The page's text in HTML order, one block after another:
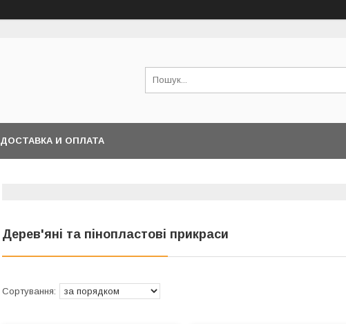
ДОСТАВКА И ОПЛАТА
Дерев'яні та пінопластові прикраси